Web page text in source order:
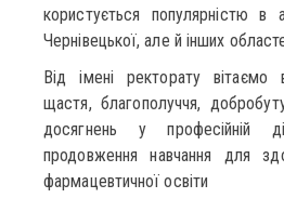
користується популярністю в
Чернівецької, але й інших
Від імені ректорату вітаємо
щастя, благополуччя,
досягнень у професійній
продовження навчання для
фармацевтичної освіти